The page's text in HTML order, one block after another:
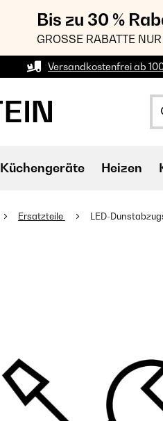
Bis zu 30 %
GROSSE RABATTE
Versandkostenfrei ab
Küchengeräte Heizen
Ersatzteile LED-